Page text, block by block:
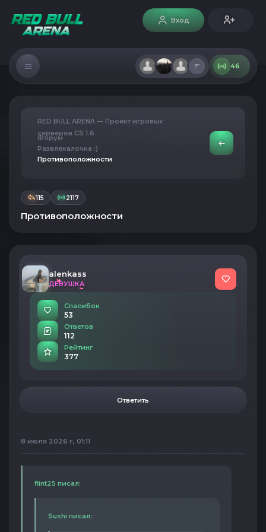
Вход
46
RED BULL ARENA — Проект игровых
серверов CS 1.6
Форум
Развлекалочка :)
Противоположности
115 2117
Противоположности
alenkass
ДЕВУШКА
Спасибок
53
Ответов
112
Рейтинг
377
Ответить
8 июля 2026 г, 01:11
flint25 писал:
Sushi писал: